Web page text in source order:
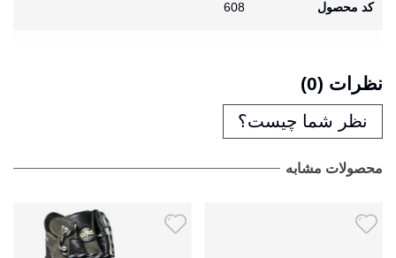
کد محصول 608
نظرات (0)
نظر شما چیست؟
محصولات مشابه